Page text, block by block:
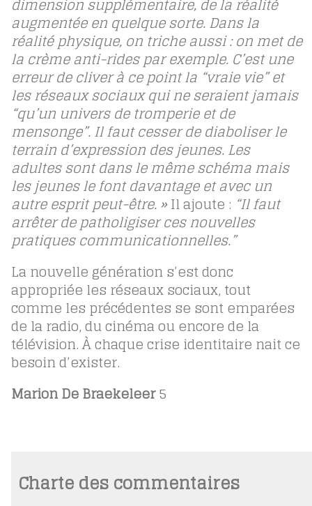
dimension supplémentaire, de la réalité
augmentée en quelque sorte. Dans la
réalité physique, on triche aussi : on met de
la crème anti-rides par exemple. C’est une
erreur de cliver à ce point la “vraie vie” et
les réseaux sociaux qui ne seraient jamais
“qu’un univers de tromperie et de
mensonge”.Il faut cesser de diaboliser le
terrain d’expression des jeunes. Les
adultes sont dans le même schéma mais
les jeunes le font davantage et avec un
autre esprit peut-être. »Il ajoute : “Il faut
arrêter de patholigiser ces nouvelles
pratiques communicationnelles.”
La nouvelle génération s’est donc
appropriée les réseaux sociaux, tout
comme les précédentes se sont emparées
de la radio, du cinéma ou encore de la
télévision. À chaque crise identitaire nait ce
besoin d’exister.
Marion De Braekeleer5
Charte des commentaires